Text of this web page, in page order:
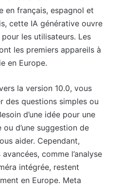
en français, espagnol et
cette IA générative ouvre
les utilisateurs. Les
les premiers appareils à
en Europe.
la version 10.0, vous
des questions simples ou
d’une idée pour une
d’une suggestion de
aider. Cependant,
comme l’analyse
intégrée, restent
en Europe. Meta